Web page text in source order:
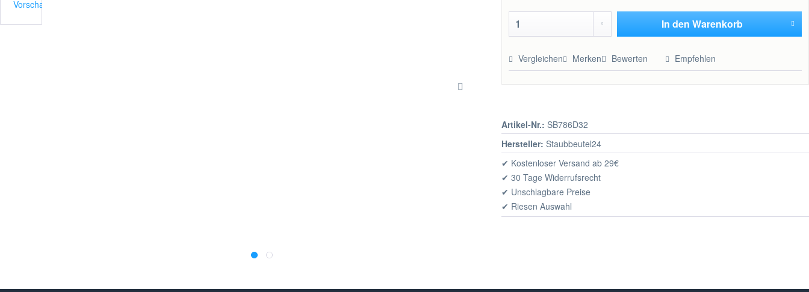
In den Warenkorb
Vergleichen Merken Bewerten Empfehlen
Artikel-Nr.: SB786D32
Hersteller: Staubbeutel24
✔ Kostenloser Versand ab 29€
✔ 30 Tage Widerrufsrecht
✔ Unschlagbare Preise
✔ Riesen Auswahl